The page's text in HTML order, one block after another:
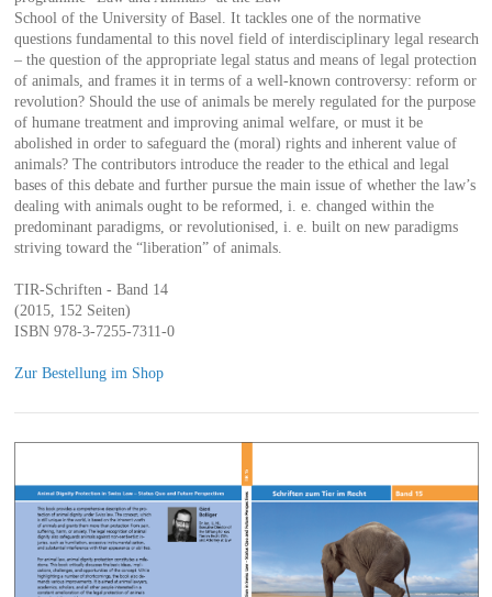
School of the University of Basel. It tackles one of the normative
questions fundamental to this novel field of interdisciplinary legal research
– the question of the appropriate legal status and means of legal protection
of animals, and frames it in terms of a well-known controversy: reform or
revolution? Should the use of animals be merely regulated for the purpose
of humane treatment and improving animal welfare, or must it be
abolished in order to safeguard the (moral) rights and inherent value of
animals? The contributors introduce the reader to the ethical and legal
bases of this debate and further pursue the main issue of whether the law’s
dealing with animals ought to be reformed, i. e. changed within the
predominant paradigms, or revolutionised, i. e. built on new paradigms
striving toward the “liberation” of animals.
TIR-Schriften - Band 14
(2015, 152 Seiten)
ISBN 978-3-7255-7311-0
Zur Bestellung im Shop